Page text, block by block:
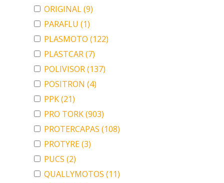
ORIGINAL(9)
PARAFLU (1)
PLASMOTO (122)
PLASTCAR(7)
POLIVISOR(137)
POSITRON (4)
PPK(21)
PRO TORK(903)
PROTERCAPAS (108)
PROTYRE(3)
PUCS (2)
QUALLYMOTOS (11)